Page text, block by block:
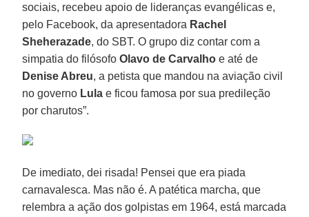
sociais, recebeu apoio de lideranças evangélicas e,
pelo Facebook, da apresentadora Rachel
Sheherazade, do SBT. O grupo diz contar com a
simpatia do filósofoOlavo de Carvalho e até de
Denise Abreu, a petista que mandou na aviação civil
no governo Lula e ficou famosa por sua predileção
por charutos”.
De imediato, dei risada! Pensei que era piada
carnavalesca. Mas não é. A patética marcha, que
relembra a ação dos golpistas em 1964, está marcada